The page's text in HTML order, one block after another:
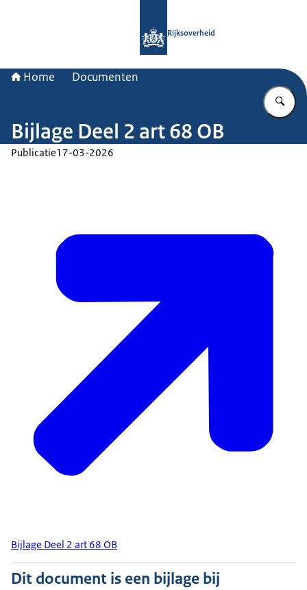
Rijksoverheid
Home Documenten
Bijlage Deel 2 art 68 OB
Publicatie17-03-2026
Bijlage Deel 2 art 68 OB
Dit document is een bijlage bij